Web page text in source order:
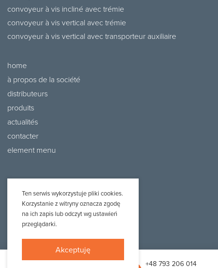
biuro@adraf.pl +48 793 206 014
home
à propos de la société
distributeurs
produits
actualités
contacter
element menu
convoyeur à vis incliné avec trémie
convoyeur à vis vertical avec trémie
convoyeur à vis vertical avec transporteur auxiliaire
Projekt i realizacja:Webtom.pl
Ten serwis wykorzystuje pliki cookies.
Korzystanie z witryny oznacza zgodę
na ich zapis lub odczyt wg ustawień
przeglądarki.
Akceptuję